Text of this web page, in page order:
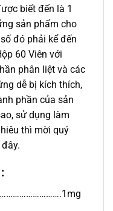
biết đến là 1
sản phẩm cho
đó phải kể đến
60 Viên với
phân liệt và các
dễ bị kích thích,
phần của sản
sử dụng làm
thì mời quý